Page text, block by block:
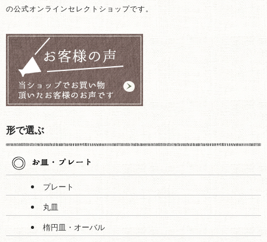
の公式オンラインセレクトショップです。
形で選ぶ
プレート
丸皿
楕円皿・オーバル